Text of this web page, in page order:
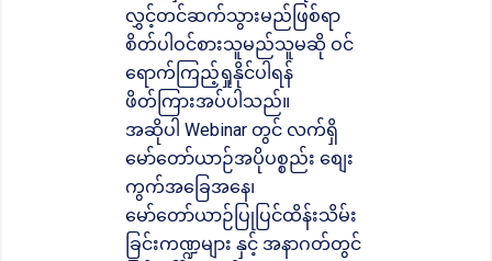
လွှင့်တင်ဆက်သွားမည်ဖြစ်ရာ
စိတ်ပါဝင်စားသူမည်သူမဆို ဝင်
ရောက်ကြည့်ရှုနိုင်ပါရန်
ဖိတ်ကြားအပ်ပါသည်။
အဆိုပါ Webinar တွင် လက်ရှိ
မော်တော်ယာဉ်အပိုပစ္စည်း စျေး
ကွက်အခြေအနေ၊
မော်တော်ယာဉ်ပြုပြင်ထိန်းသိမ်း
ခြင်းကဏ္ဍများ နှင့် အနာဂတ်တွင်